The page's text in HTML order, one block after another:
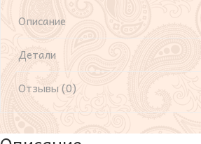
Описание
Детали
Отзывы (0)